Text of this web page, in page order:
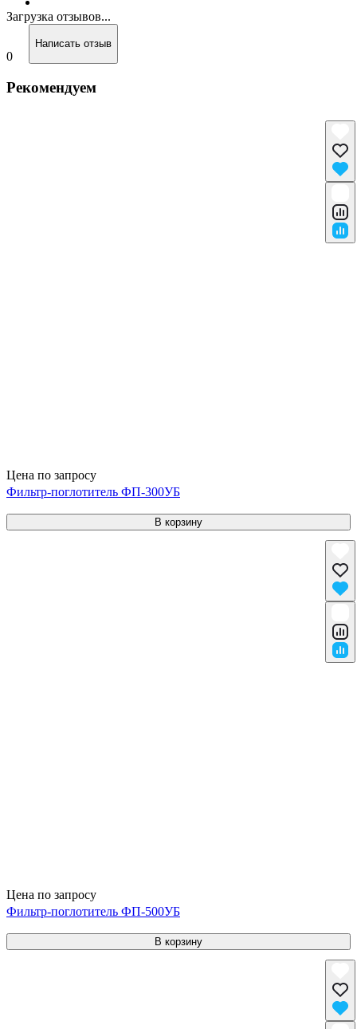
Загрузка отзывов...
0
Написать отзыв
Рекомендуем
Цена по запросу
Фильтр-поглотитель ФП-300УБ
В корзину
Цена по запросу
Фильтр-поглотитель ФП-500УБ
В корзину